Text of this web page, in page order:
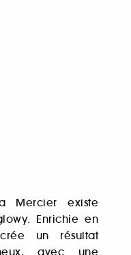
Mercier existe
Enrichie en
un résultat
avec une